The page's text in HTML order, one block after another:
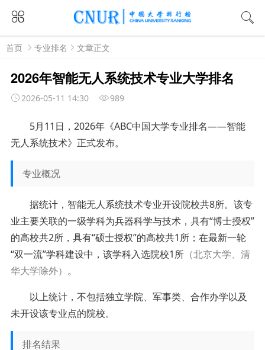
首页 专业排名 文章正文
2026年智能无人系统技术专业大学排名
2026-05-11 14:30 989
5月11日，2026年《ABC中国大学专业排名——智能
无人系统技术》正式发布。
专业概况
据统计，智能无人系统技术专业开设院校共8所。该专
业主要关联的一级学科为兵器科学与技术，具有“博士授权”
的高校共2所，具有“硕士授权”的高校共1所；在最新一轮
“双一流”学科建设中，该学科入选院校1所（北京大学、清
华大学除外） 。
以上统计，不包括独立学院、军事类、合作办学以及
未开设该专业点的院校。
排名结果